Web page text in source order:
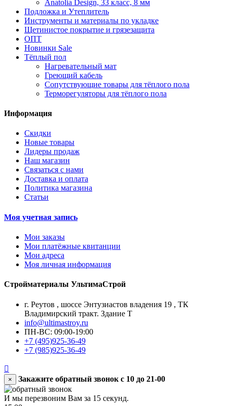
Anatolia Design, 33 класс, 8 мм
Подложка и Утеплитель
Инструменты и материалы по укладке
Щетинистое покрытие и грязезащита
ОПТ
Новинки Sale
Тёплый пол
Нагревательный мат
Греющий кабель
Сопутствующие товары для тёплого пола
Терморегуляторы для тёплого пола
Информация
Скидки
Новые товары
Лидеры продаж
Наш магазин
Связаться с нами
Доставка и оплата
Политика магазина
Статьи
Моя учетная запись
Мои заказы
Мои платёжные квитанции
Мои адреса
Моя личная информация
Стройматериалы УльтимаСтрой
г. Реутов , шоссе Энтузиастов владения 19 , ТК
Владимирский тракт. Здание Т
info@ultimastroy.ru
ПН-ВС: 09:00-19:00
+7 (495)925-36-49
+7 (985)925-36-49

× Закажите обратный звонок c 10 до 21-00
И мы перезвоним Вам за 15 секунд.